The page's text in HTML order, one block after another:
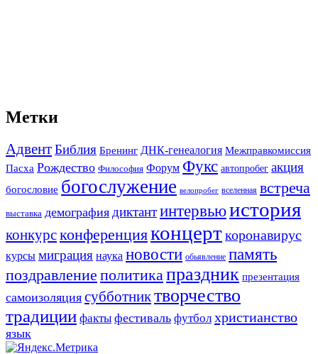
Метки
АдвентБиблия Бренинг ДНК-генеалогия Межправкомиссия
Пасха Рождество Философия Форум Фукс автопробег акция
богословие богослужение велопробег вселенная встреча
выставка демография диктантинтервьюистория
конкурсконференцияконцерткоронавирус
курсы миграция наука новости обьявление память
поздравление политикапраздник презентация
самоизоляция субботниктворчество
традиции факты фестиваль футбол христианство
язык